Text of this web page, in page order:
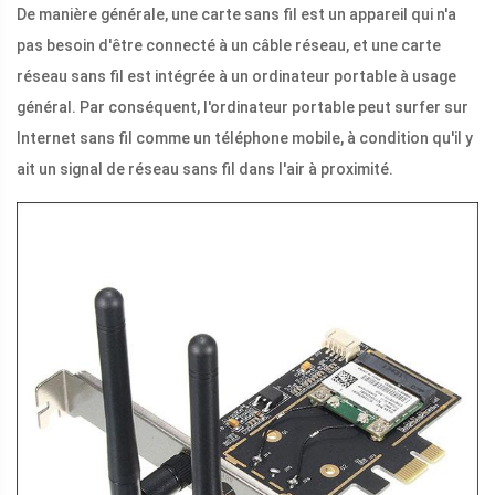
De manière générale, une carte sans fil est un appareil qui n'a
pas besoin d'être connecté à un câble réseau, et une carte
réseau sans fil est intégrée à un ordinateur portable à usage
général. Par conséquent, l'ordinateur portable peut surfer sur
Internet sans fil comme un téléphone mobile, à condition qu'il y
ait un signal de réseau sans fil dans l'air à proximité.